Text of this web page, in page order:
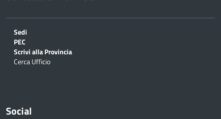
Sedi
PEC
Scrivi alla Provincia
Cerca Ufficio
Social